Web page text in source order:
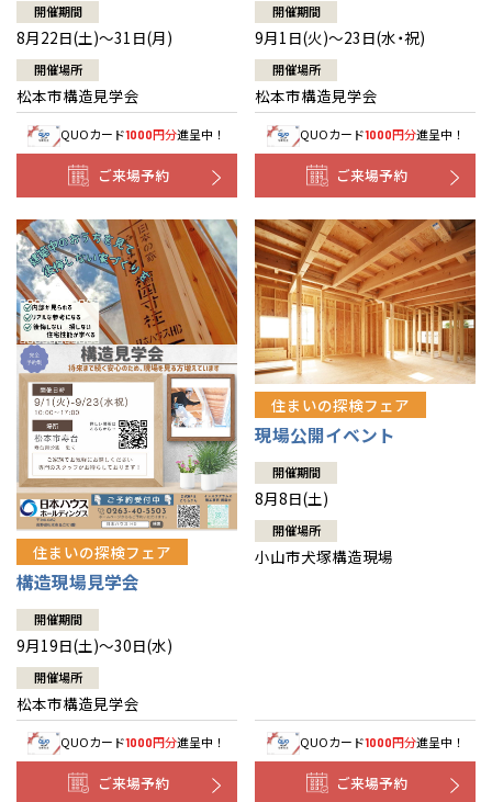
開催期間
8月22日(土)～31日(月)
開催場所
松本市構造見学会
QUOカード1000円分進呈中！
ご来場予約
開催期間
9月1日(火)～23日(水・祝)
開催場所
松本市構造見学会
QUOカード1000円分進呈中！
ご来場予約
住まいの探検フェア
構造現場見学会
開催期間
9月19日(土)～30日(水)
開催場所
松本市構造見学会
QUOカード1000円分進呈中！
ご来場予約
住まいの探検フェア
現場公開イベント
開催期間
8月8日(土)
開催場所
小山市犬塚構造現場
QUOカード1000円分進呈中！
ご来場予約